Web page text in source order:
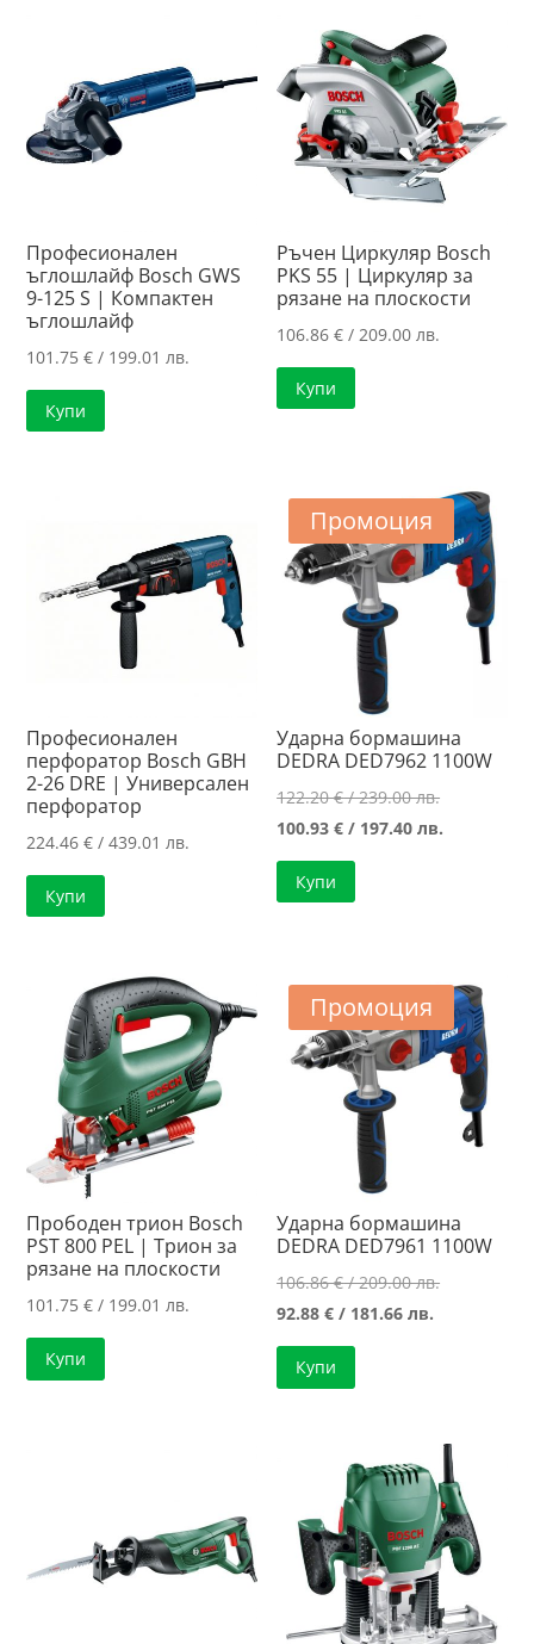
Професионален
ъглошлайф Bosch GWS
9-125 S | Компактен
ъглошлайф
101.75€ / 199.01 лв.
Купи
Ръчен Циркуляр Bosch
PKS 55 | Циркуляр за
рязанe нa плоскости
106.86€ / 209.00 лв.
Купи
Професионален
перфоратор Bosch GBH
2-26 DRE | Универсален
перфоратор
224.46€ / 439.01 лв.
Купи
Промоция
Ударна бормашина
DEDRA DED7962 1100W
122.20€/ 239.00 лв.Original
price
100.93€ / 197.40 лв.
197.40 лв..
Купи
Прободен трион Bosch
PST 800 PEL | Трион за
рязане на плоскости
101.75€ / 199.01 лв.
Купи
Промоция
Ударна бормашина
DEDRA DED7961 1100W
106.86€/ 209.00 лв.Original
92.88€ / 181.66 лв.
181.66 лв..
Купи